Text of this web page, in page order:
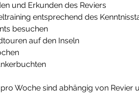
und Erkunden des Reviers
entsprechend des
besuchen
auf den Inseln
Woche sind abhängig von Revier